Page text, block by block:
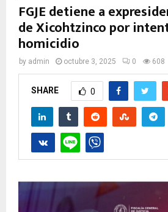
FGJE detiene a
de Xicohtzinco por
homicidio
by admin octubre 3, 2025 0 608
SHARE 0